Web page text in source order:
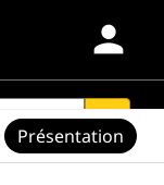
person
search
Présentation